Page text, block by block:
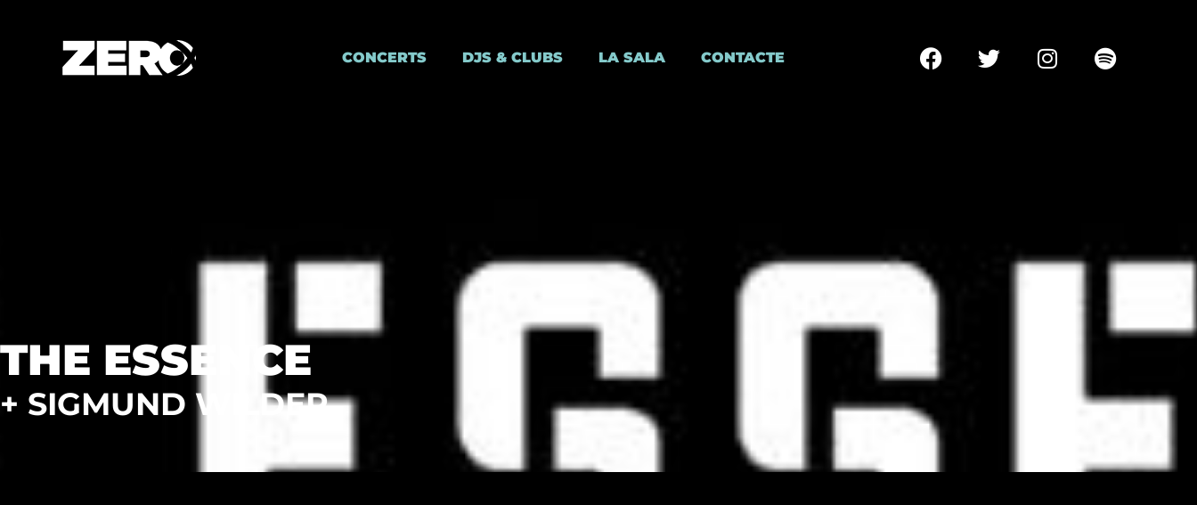
CONCERTS DJS & CLUBS LA SALA CONTACTE
THE ESSENCE
+ SIGMUND WILDER